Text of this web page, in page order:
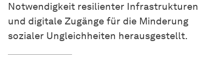
Notwendigkeit resilienter Infrastrukturen
und digitale Zugänge für die Minderung
sozialer Ungleichheiten herausgestellt.